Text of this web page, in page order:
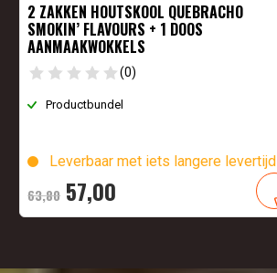
2 ZAKKEN HOUTSKOOL QUEBRACHO
SMOKIN’ FLAVOURS + 1 DOOS
AANMAAKWOKKELS
(0)
Productbundel
Leverbaar met iets langere levertijd
63,80 Oorspronkelijke
prijs
57,00
prijs